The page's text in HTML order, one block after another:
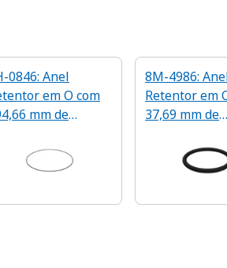
0846: Anel
em O com
mm de
8M-4986:
Retentor em
37,69 mm de